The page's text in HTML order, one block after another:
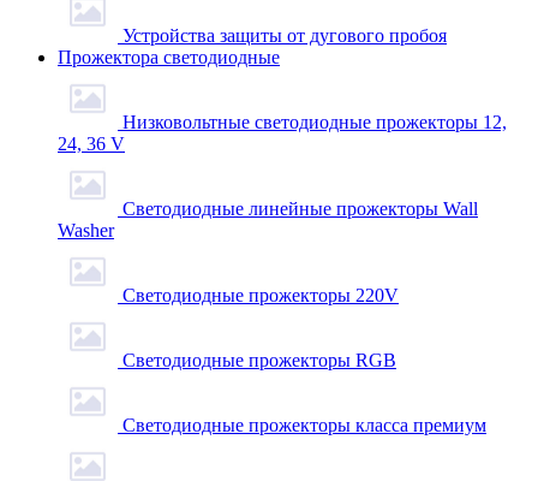
Устройства защиты от дугового пробоя
Прожектора светодиодные
Низковольтные светодиодные прожекторы 12,
24, 36 V
Светодиодные линейные прожекторы Wall
Washer
Светодиодные прожекторы 220V
Светодиодные прожекторы RGB
Светодиодные прожекторы класса премиум